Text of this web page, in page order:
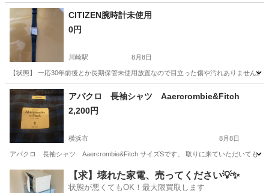
CITIZEN腕時計未使用
0円
川崎駅 8月8日
【状態】 一応30年前後とか長期保管未使用放置なので目立った傷や汚れありません
神奈川 川崎市 川崎駅 アクセサリー
アバクロ 長袖シャツ Aaercrombie&Fitch
2,200円
横浜市 8月8日
アバクロ 長袖シャツ Aaercrombie&Fitch サイズSです。 取りに来ていただいても、
神奈川 シャツ アバクロ
【求】壊れた家電、売ってください💡✨
状態が悪くてもOK！最大限買取します